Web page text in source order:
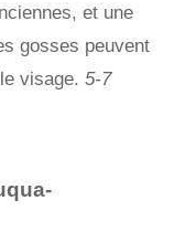
et une
gosses peuvent
visage. 5-7